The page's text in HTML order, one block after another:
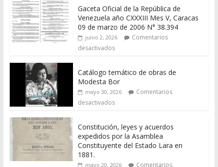
Gaceta Oficial de la República de
Venezuela año CXXXIII Mes V, Caracas
09 de marzo de 2006 N° 38.394
junio 2, 2026
Comentarios
desactivados
Catálogo temático de obras de
Modesta Bor
mayo 30, 2026
Comentarios
desactivados
Constitución, leyes y acuerdos
expedidos por la Asamblea
Constituyente del Estado Lara en
1881.
mayo 20, 2026
Comentarios